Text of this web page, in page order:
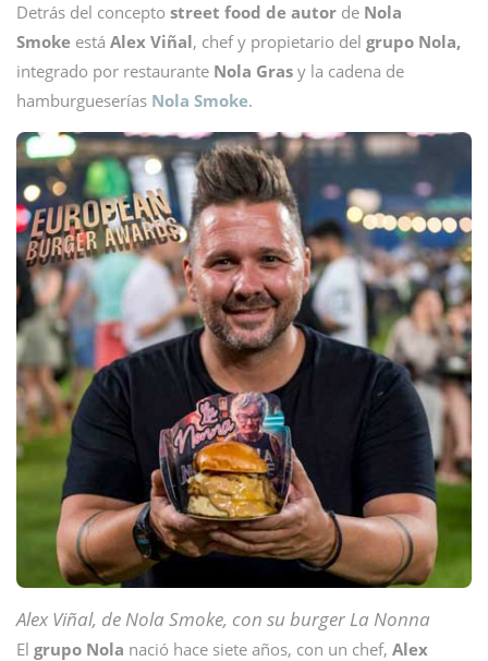
Detrás del concepto street food de autor de Nola
Smoke está Alex Viñal, chef y propietario del grupo Nola,
integrado por restaurante Nola Gras y la cadena de
hamburgueserías Nola Smoke.
Alex Viñal, de Nola Smoke, con su burger La Nonna
El grupo Nola nació hace siete años, con un chef, Alex